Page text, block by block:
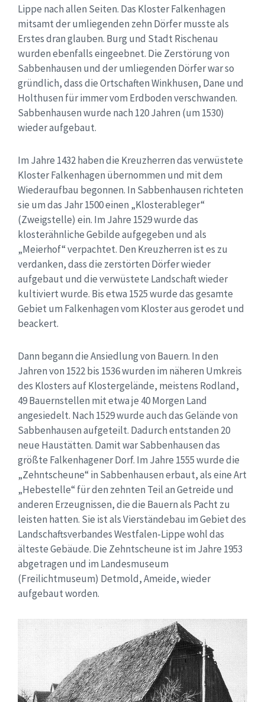
Lippe nach allen Seiten. Das Kloster Falkenhagen
mitsamt der umliegenden zehn Dörfer musste als
Erstes dran glauben. Burg und Stadt Rischenau
wurden ebenfalls eingeebnet. Die Zerstörung von
Sabbenhausen und der umliegenden Dörfer war so
gründlich, dass die Ortschaften Winkhusen, Dane und
Holthusen für immer vom Erdboden verschwanden.
Sabbenhausen wurde nach 120 Jahren (um 1530)
wieder aufgebaut.
Im Jahre 1432 haben die Kreuzherren das verwüstete
Kloster Falkenhagen übernommen und mit dem
Wiederaufbau begonnen. In Sabbenhausen richteten
sie um das Jahr 1500 einen „Klosterableger“
(Zweigstelle) ein. Im Jahre 1529 wurde das
klosterähnliche Gebilde aufgegeben und als
„Meierhof“ verpachtet. Den Kreuzherren ist es zu
verdanken, dass die zerstörten Dörfer wieder
aufgebaut und die verwüstete Landschaft wieder
kultiviert wurde. Bis etwa 1525 wurde das gesamte
Gebiet um Falkenhagen vom Kloster aus gerodet und
beackert.
Dann begann die Ansiedlung von Bauern. In den
Jahren von 1522 bis 1536 wurden im näheren Umkreis
des Klosters auf Klostergelände, meistens Rodland,
49 Bauernstellen mit etwa je 40 Morgen Land
angesiedelt. Nach 1529 wurde auch das Gelände von
Sabbenhausen aufgeteilt. Dadurch entstanden 20
neue Haustätten. Damit war Sabbenhausen das
größte Falkenhagener Dorf. Im Jahre 1555 wurde die
„Zehntscheune“ in Sabbenhausen erbaut, als eine Art
„Hebestelle“ für den zehnten Teil an Getreide und
anderen Erzeugnissen, die die Bauern als Pacht zu
leisten hatten. Sie ist als Vierständebau im Gebiet des
Landschaftsverbandes Westfalen-Lippe wohl das
älteste Gebäude. Die Zehntscheune ist im Jahre 1953
abgetragen und im Landesmuseum
(Freilichtmuseum) Detmold, Ameide, wieder
aufgebaut worden.